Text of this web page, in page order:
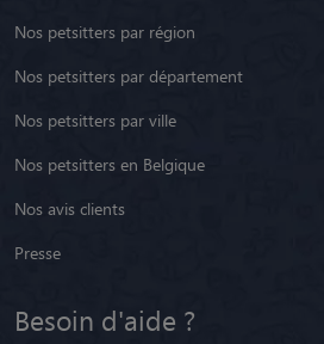
Nos petsitters par région
Nos petsitters par département
Nos petsitters par ville
Nos petsitters en Belgique
Nos avis clients
Presse
Besoin d'aide ?